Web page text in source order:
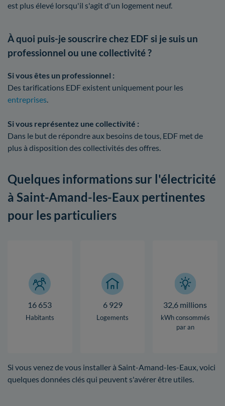
est plus élevé lorsqu'il s'agit d'un logement neuf.
À quoi puis-je souscrire chez EDF si je suis un
professionnel ou une collectivité ?
Si vous êtes un professionnel :
Des tarifications EDF existent uniquement pour les
entreprises.
Si vous représentez une collectivité :
Dans le but de répondre aux besoins de tous, EDF met de
plus à disposition des collectivités des offres.
Quelques informations sur l'électricité
à Saint-Amand-les-Eaux pertinentes
pour les particuliers
16 653
Habitants
6 929
Logements
32,6 millions
kWh consommés
par an
Si vous venez de vous installer à Saint-Amand-les-Eaux, voici
quelques données clés qui peuvent s'avérer être utiles.